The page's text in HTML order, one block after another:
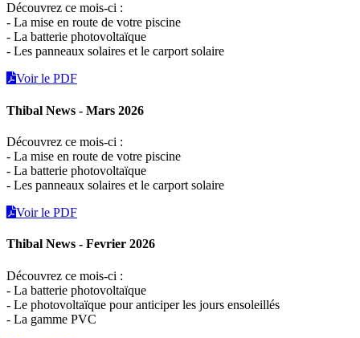
Découvrez ce mois-ci :
- La mise en route de votre piscine
- La batterie photovoltaïque
- Les panneaux solaires et le carport solaire
Voir le PDF
Thibal News - Mars 2026
Découvrez ce mois-ci :
- La mise en route de votre piscine
- La batterie photovoltaïque
- Les panneaux solaires et le carport solaire
Voir le PDF
Thibal News - Fevrier 2026
Découvrez ce mois-ci :
- La batterie photovoltaïque
- Le photovoltaïque pour anticiper les jours ensoleillés
- La gamme PVC